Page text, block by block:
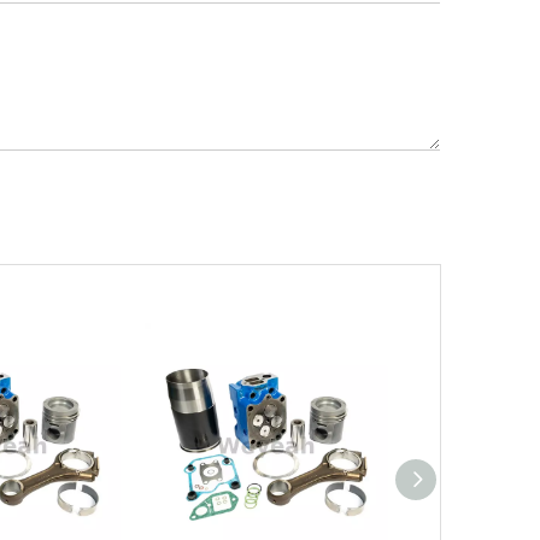
Генераторная установка на природном
Фильтры UPF для газовых двигателей